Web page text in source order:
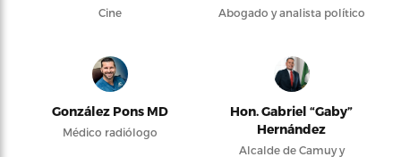
Cine Abogado y analista político
González Pons MD
Médico radiólogo
Hon. Gabriel “Gaby”
Hernández
Alcalde de Camuy y